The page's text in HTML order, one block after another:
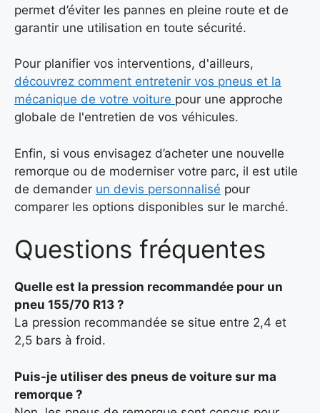
permet d’éviter les pannes en pleine route et de
garantir une utilisation en toute sécurité.
Pour planifier vos interventions, d'ailleurs,
découvrez comment entretenir vos pneus et la
mécanique de votre voiture pour une approche
globale de l'entretien de vos véhicules.
Enfin, si vous envisagez d’acheter une nouvelle
remorque ou de moderniser votre parc, il est utile
de demander un devis personnalisé pour
comparer les options disponibles sur le marché.
Questions fréquentes
Quelle est la pression recommandée pour un
pneu 155/70 R13 ?
La pression recommandée se situe entre 2,4 et
2,5 bars à froid.
Puis-je utiliser des pneus de voiture sur ma
remorque ?